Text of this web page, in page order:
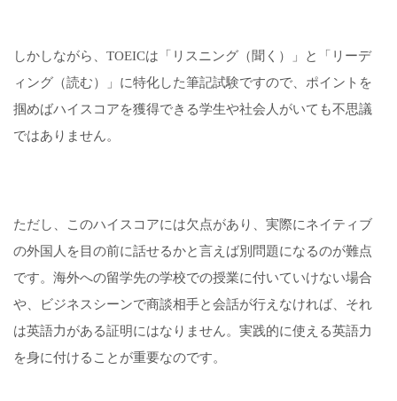
しかしながら、TOEICは「リスニング（聞く）」と「リーデ
ィング（読む）」に特化した筆記試験ですので、ポイントを
掴めばハイスコアを獲得できる学生や社会人がいても不思議
ではありません。
ただし、このハイスコアには欠点があり、実際にネイティブ
の外国人を目の前に話せるかと言えば別問題になるのが難点
です。海外への留学先の学校での授業に付いていけない場合
や、ビジネスシーンで商談相手と会話が行えなければ、それ
は英語力がある証明にはなりません。実践的に使える英語力
を身に付けることが重要なのです。